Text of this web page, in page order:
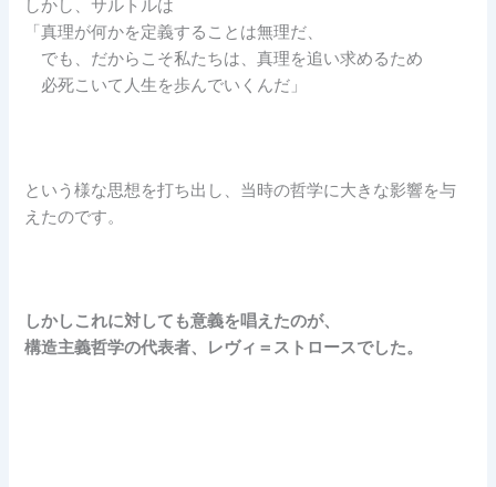
しかし、サルトルは
「真理が何かを定義することは無理だ、
でも、だからこそ私たちは、真理を追い求めるため
必死こいて人生を歩んでいくんだ」
という様な思想を打ち出し、当時の哲学に大きな影響を与
えたのです。
しかしこれに対しても意義を唱えたのが、
構造主義哲学の代表者、レヴィ＝ストロースでした。